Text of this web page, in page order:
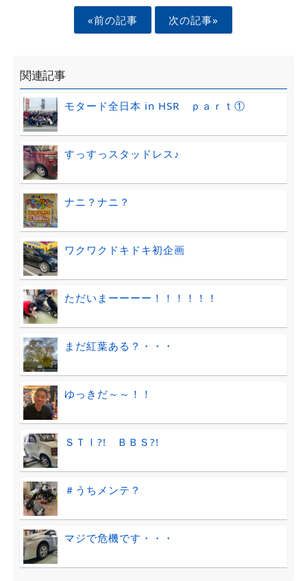
«前の記事 次の記事»
関連記事
モタード全日本 in HSR ｐａｒｔ①
すっすっスタッドレス♪
ナニ？ナニ？
ワクワクドキドキ初企画
ただいまーーーー！！！！！！
まだ紅葉ある？・・・
ゆっきだ～～！！
ＳＴＩ?! ＢＢＳ?!
＃うちメンテ？
マジで危機です・・・